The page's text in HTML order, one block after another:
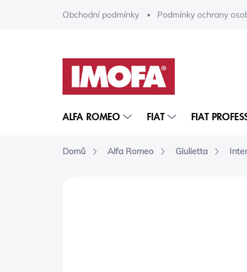
Obchodní podmínky Podmínky ochrany
ALFA ROMEO FIAT FIAT
Domů Alfa Romeo Giulietta